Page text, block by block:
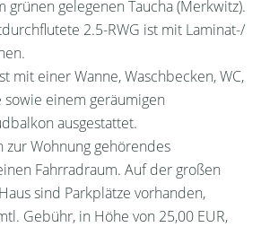
grünen gelegenen Taucha (Merkwitz).
2.5-RWG ist mit Laminat-/
mit einer Wanne, Waschbecken, WC,
einem geräumigen
ausgestattet.
Wohnung gehörendes
Fahrradraum. Auf der großen
sind Parkplätze vorhanden,
Gebühr, in Höhe von 25,00 EUR,